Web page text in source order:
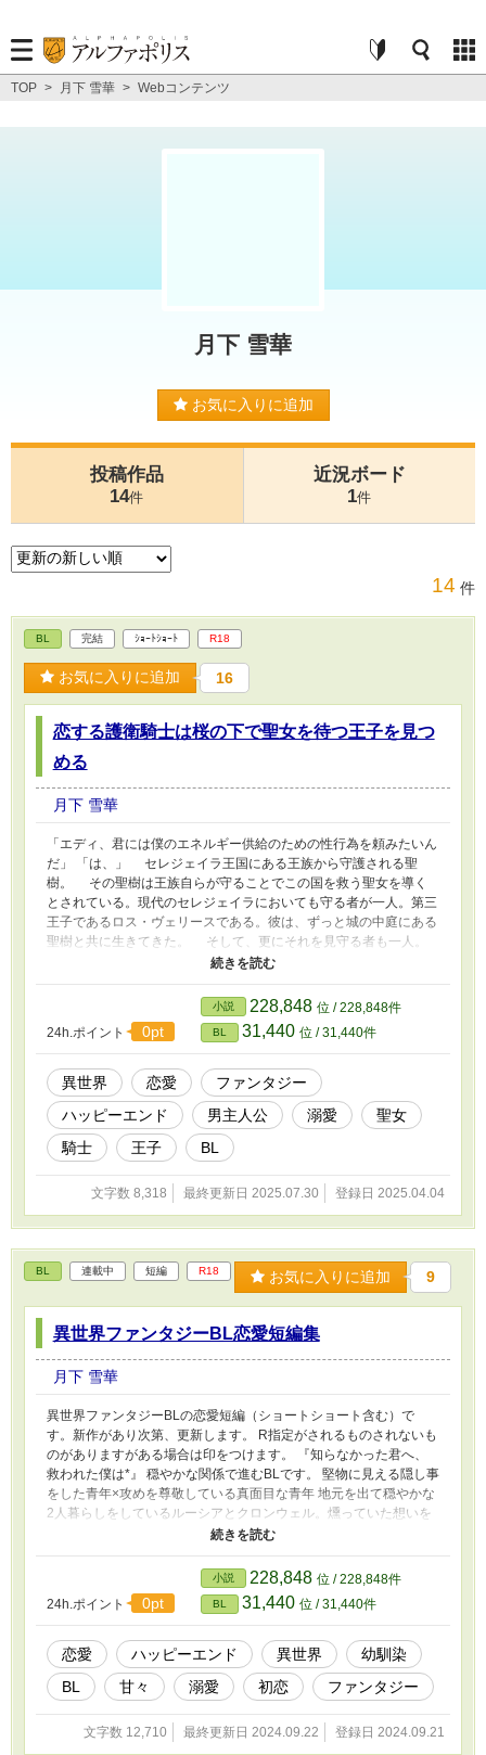
TOP > 月下 雪華 > Webコンテンツ
月下 雪華
お気に入りに追加
投稿作品
14件
近況ボード
1件
14 件
BL 完結 ｼｮｰﾄｼｮｰﾄ R18
お気に入りに追加 16
恋する護衛騎士は桜の下で聖女を待つ王子を見つ
める
月下 雪華
「エディ、君には僕のエネルギー供給のための性行為を頼みたいん
だ」 「は、」 セレジェイラ王国にある王族から守護される聖
樹。 その聖樹は王族自らが守ることでこの国を救う聖女を導く
とされている。現代のセレジェイラにおいても守る者が一人。第三
王子であるロス・ヴェリースである。彼は、ずっと城の中庭にある
聖樹と共に生きてきた。 そして、更にそれを見守る者も一人。
彼の護衛騎士、エドワード・メリアムである。彼はロスに忠誠を近
い、愛も抱いていた。2人は穏やかながらも誠実に日常を過ごして
いた。 だが、とある日、彼らの日常は一転する。 盟約通りに
聖女が降臨したのである。聖女のお告げはロス王子を突き動かす。
取り残されていくエドワード。忙しなく動くロス王子達は早々に討
伐を行うのだという。そして、その時ロスからエドワードに告げら
れたのは――
24h.ポイント 0pt
小説 228,848 位 / 228,848件
BL 31,440 位 / 31,440件
異世界 恋愛
ファンタジー
ハッピーエンド
男主人公 溺愛
聖女
騎士
王子 BL
文字数 8,318 最終更新日 2025.07.30 登録日 2025.04.04
BL 連載中 短編 R18 お気に入りに追加 9
異世界ファンタジーBL恋愛短編集
月下 雪華
異世界ファンタジーBLの恋愛短編（ショートショート含む）で
す。新作があり次第、更新します。 R指定がされるものされないも
のがありますがある場合は印をつけます。 『知らなかった君へ、
救われた僕は*』 穏やかな関係で進むBLです。 堅物に見える隠し事
をした青年×攻めを尊敬している真面目な青年 地元を出て穏やかな
2人暮らしをしているルーシアとクロンウェル。燻っていた想いを
拾い上げ願いを叶えられる世界に連れてきてくれたクロンウェルを
ルーシアは尊敬し、感謝し続けてきた。だが、そんなクロンウェル
に対してルーシアには長年疑問があった。クロンウェルの仕事はな
んなのか。何かはしているけれどそれがなにかは掴めていなかっ
た。気にはなるけど聞いてもいいものなのか。それとも聞いてはい
けないようなヤバいお仕事なのか。クロンウェルには聞くに聞けず
2人での生活を続けていく中、ふとした瞬間、望んでいなかったタ
イミングでその秘密を暴いてしまい…… 『酒にめちゃくちゃ弱い
らしい俺はいつも記憶がない』 いつものようにベルンハルト・
ハルトが女の子の頭を撫でている瞬間で…… 恋人に尽くされつ
24h.ポイント 0pt
小説 228,848 位 / 228,848件
BL 31,440 位 / 31,440件
恋愛 ハッピーエンド 異世界
幼馴染
BL
甘々 溺愛 初恋 ファンタジー
文字数 12,710 最終更新日 2024.09.22 登録日 2024.09.21